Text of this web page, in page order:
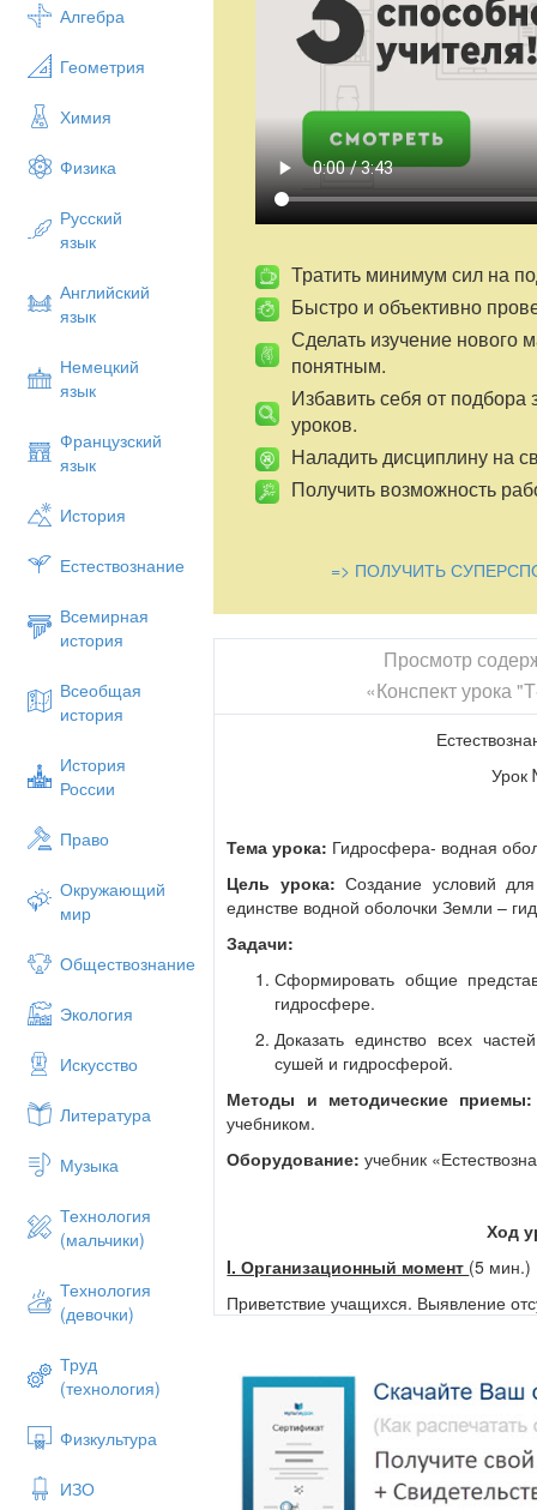
Алгебра
Геометрия
Химия
Физика
Русский
язык
Английский
язык
Немецкий
язык
Французский
язык
История
Естествознание
Всемирная
история
Всеобщая
история
История
России
Право
Окружающий
мир
Обществознание
Экология
Искусство
Литература
Музыка
Технология
(мальчики)
Технология
(девочки)
Труд
(технология)
Физкультура
ИЗО
Тратить минимум сил на
Быстро и объективно
Сделать изучение нового
понятным.
Избавить себя от подбора
уроков.
Наладить дисциплину на
Получить возможность
=> ПОЛУЧИТЬ
Просмотр
«Конспект урока
Тема урока: Гидросфера- водная
Цель урока:Создание условий
единстве водной оболочки Земли –
Задачи:
Сформировать общие
гидросфере.
Доказать единство всех
сушей и гидросферой.
Методы и методические приемы:
учебником.
Оборудование: учебник
Ход
I. Организационный момент (5 мин.)
Приветствие учащихся. Выявление
Учитель настраивает на хорошую
Прозвенел для нас звонок –
Приглашаю на урок.
Ручка есть? Тетрадь на месте?